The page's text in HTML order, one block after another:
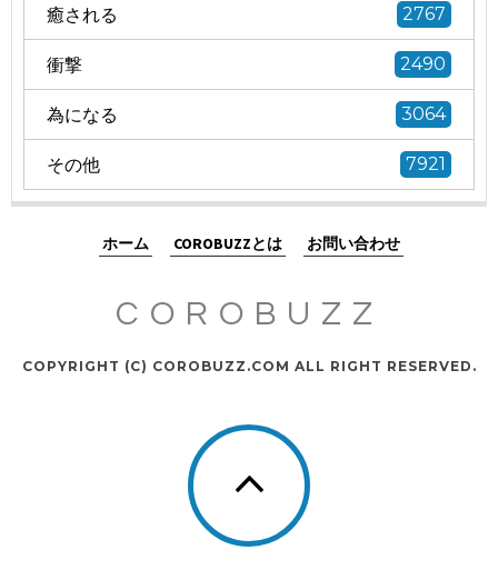
癒される 2767
衝撃 2490
為になる 3064
その他 7921
ホーム COROBUZZとは お問い合わせ
COROBUZZ
COPYRIGHT (C) COROBUZZ.COM ALL RIGHT RESERVED.